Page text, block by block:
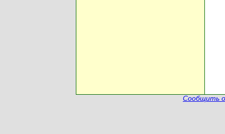
Сообщить о